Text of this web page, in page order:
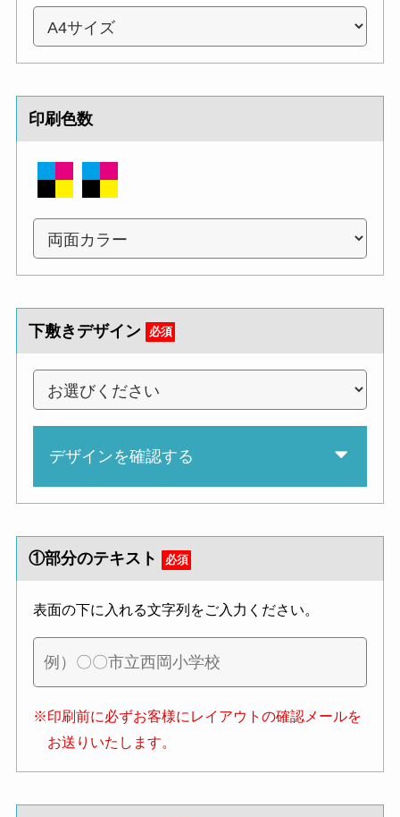
印刷色数
下敷きデザイン 必須
デザインを確認する
①部分のテキスト 必須
表面の下に入れる文字列をご入力ください。
※印刷前に必ずお客様にレイアウトの確認メールを
お送りいたします。